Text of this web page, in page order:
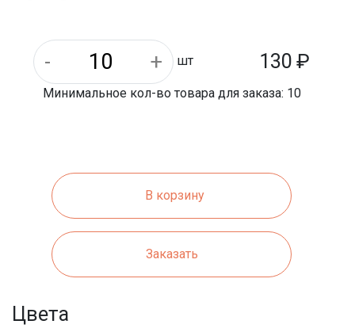
шт 130 ₽
Минимальное кол-во товара для заказа: 10
В корзину
Заказать
Цвета